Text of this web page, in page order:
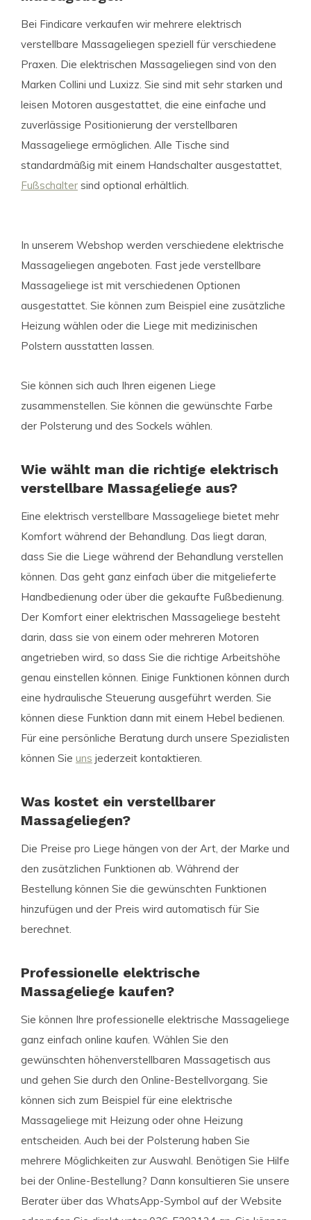
Bei Findicare verkaufen wir mehrere elektrisch
verstellbare Massageliegen speziell für verschiedene
Praxen. Die elektrischen Massageliegen sind von den
Marken Collini und Luxizz. Sie sind mit sehr starken und
leisen Motoren ausgestattet, die eine einfache und
zuverlässige Positionierung der verstellbaren
Massageliege ermöglichen. Alle Tische sind
standardmäßig mit einem Handschalter ausgestattet,
Fußschalter sind optional erhältlich.
In unserem Webshop werden verschiedene elektrische
Massageliegen angeboten. Fast jede verstellbare
Massageliege ist mit verschiedenen Optionen
ausgestattet. Sie können zum Beispiel eine zusätzliche
Heizung wählen oder die Liege mit medizinischen
Polstern ausstatten lassen.
Sie können sich auch Ihren eigenen Liege
zusammenstellen. Sie können die gewünschte Farbe
der Polsterung und des Sockels wählen.
Wie wählt man die richtige elektrisch
verstellbare Massageliege aus?
Eine elektrisch verstellbare Massageliege bietet mehr
Komfort während der Behandlung. Das liegt daran,
dass Sie die Liege während der Behandlung verstellen
können. Das geht ganz einfach über die mitgelieferte
Handbedienung oder über die gekaufte Fußbedienung.
Der Komfort einer elektrischen Massageliege besteht
darin, dass sie von einem oder mehreren Motoren
angetrieben wird, so dass Sie die richtige Arbeitshöhe
genau einstellen können. Einige Funktionen können durch
eine hydraulische Steuerung ausgeführt werden. Sie
können diese Funktion dann mit einem Hebel bedienen.
Für eine persönliche Beratung durch unsere Spezialisten
können Sie uns jederzeit kontaktieren.
Was kostet ein verstellbarer
Massageliegen?
Die Preise pro Liege hängen von der Art, der Marke und
den zusätzlichen Funktionen ab. Während der
Bestellung können Sie die gewünschten Funktionen
hinzufügen und der Preis wird automatisch für Sie
berechnet.
Professionelle elektrische
Massageliege kaufen?
Sie können Ihre professionelle elektrische Massageliege
ganz einfach online kaufen. Wählen Sie den
gewünschten höhenverstellbaren Massagetisch aus
und gehen Sie durch den Online-Bestellvorgang. Sie
können sich zum Beispiel für eine elektrische
Massageliege mit Heizung oder ohne Heizung
entscheiden. Auch bei der Polsterung haben Sie
mehrere Möglichkeiten zur Auswahl. Benötigen Sie Hilfe
bei der Online-Bestellung? Dann konsultieren Sie unsere
Berater über das WhatsApp-Symbol auf der Website